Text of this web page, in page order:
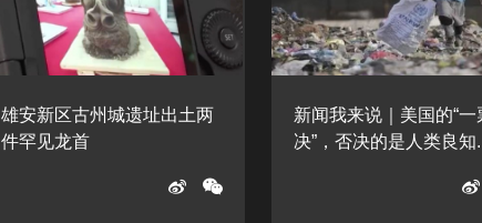
雄安新区古州城遗址出土两
件罕见龙首
新闻我来说｜美国的“一
决”，否决的是人类良知